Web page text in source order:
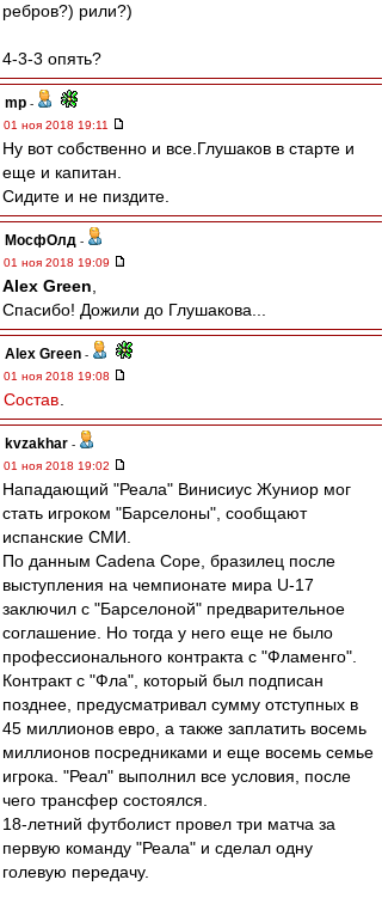
ребров?) рили?)
4-3-3 опять?
mp -
01 ноя 2018 19:11
Ну вот собственно и все.Глушаков в старте и
еще и капитан.
Сидите и не пиздите.
МосфОлд -
01 ноя 2018 19:09
Alex Green
Спасибо! Дожили до Глушакова...
Alex Green -
01 ноя 2018 19:08
Состав
kvzakhar -
01 ноя 2018 19:02
Нападающий "Реала" Винисиус Жуниор мог
стать игроком "Барселоны", сообщают
испанские СМИ.
По данным Cadena Cope, бразилец после
выступления на чемпионате мира U-17
заключил с "Барселоной" предварительное
соглашение. Но тогда у него еще не было
профессионального контракта с "Фламенго".
Контракт с "Фла", который был подписан
позднее, предусматривал сумму отступных в
45 миллионов евро, а также заплатить восемь
миллионов посредниками и еще восемь семье
игрока. "Реал" выполнил все условия, после
чего трансфер состоялся.
18-летний футболист провел три матча за
первую команду "Реала" и сделал одну
голевую передачу.